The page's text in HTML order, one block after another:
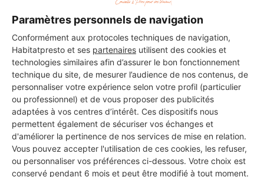
Paramètres personnels de navigation
Conformément aux protocoles techniques de navigation,
Habitatpresto et ses partenaires utilisent des cookies et
technologies similaires afin d’assurer le bon fonctionnement
technique du site, de mesurer l’audience de nos contenus, de
personnaliser votre expérience selon votre profil (particulier
ou professionnel) et de vous proposer des publicités
adaptées à vos centres d’intérêt. Ces dispositifs nous
permettent également de sécuriser vos échanges et
d'améliorer la pertinence de nos services de mise en relation.
Vous pouvez accepter l'utilisation de ces cookies, les refuser,
ou personnaliser vos préférences ci-dessous. Votre choix est
conservé pendant 6 mois et peut être modifié à tout moment.
Gosselin Hervé
Somain
11 ans d'expérience
Voir sa fiche